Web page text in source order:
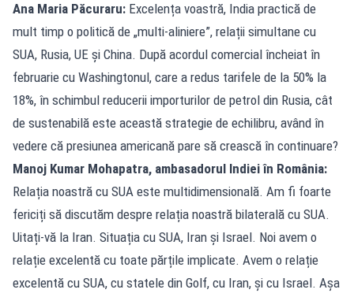
Ana Maria Păcuraru: Excelența voastră, India practică de
mult timp o politică de „multi-aliniere”, relații simultane cu
SUA, Rusia, UE și China. După acordul comercial încheiat în
februarie cu Washingtonul, care a redus tarifele de la 50% la
18%, în schimbul reducerii importurilor de petrol din Rusia, cât
de sustenabilă este această strategie de echilibru, având în
vedere că presiunea americană pare să crească în continuare?
Manoj Kumar Mohapatra, ambasadorul Indiei în România:
Relația noastră cu SUA este multidimensională. Am fi foarte
fericiți să discutăm despre relația noastră bilaterală cu SUA.
Uitați-vă la Iran. Situația cu SUA, Iran și Israel. Noi avem o
relație excelentă cu toate părțile implicate. Avem o relație
excelentă cu SUA, cu statele din Golf, cu Iran, și cu Israel. Așa